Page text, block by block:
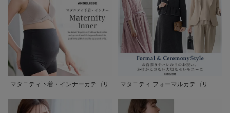
マタニティ下着・インナーカテゴリ マタニティ フォーマルカテゴリ